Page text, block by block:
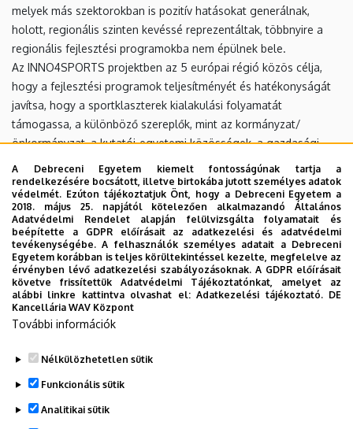
melyek más szektorokban is pozitív hatásokat generálnak,
holott, regionális szinten kevéssé reprezentáltak, többnyire a
regionális fejlesztési programokba nem épülnek bele.
Az INNO4SPORTS projektben az 5 európai régió közös célja,
hogy a fejlesztési programok teljesítményét és hatékonyságát
javítsa, hogy a sportklaszterek kialakulási folyamatát
támogassa, a különböző szereplők, mint az kormányzat/
önkormányzat, a kutatói-egyetemiközösségek, a gazdasági
ödése által
(quadruple helix), és támogassa az innovatív sport
értékláncokat.
Projekt összefoglalója
1. hírlevél
2. hírlevél
3. hírlevél
Projekt időtartama:
Legutóbbi frissítés: 2023. 02. 16. 12:41
A Debreceni Egyetem kiemelt fontosságúnak tartja a
rendelkezésére bocsátott, illetve birtokába jutott személyes adatok
védelmét. Ezúton tájékoztatjuk Önt, hogy a Debreceni Egyetem a
2018. május 25. napjától kötelezően alkalmazandó Általános
Adatvédelmi Rendelet alapján felülvizsgálta folyamatait és
beépítette a GDPR előírásait az adatkezelési és adatvédelmi
tevékenységébe. A felhasználók személyes adatait a Debreceni
Egyetem korábban is teljes körültekintéssel kezelte, megfelelve az
érvényben lévő adatkezelési szabályozásoknak. A GDPR előírásait
követve frissítettük Adatvédelmi Tájékoztatónkat, amelyet az
alábbi linkre kattintva olvashat el:Adatkezelési tájékoztató. DE
Kancellária WAV Központ
További információk
Nélkülözhetetlen sütik
Funkcionális sütik
Analitikai sütik